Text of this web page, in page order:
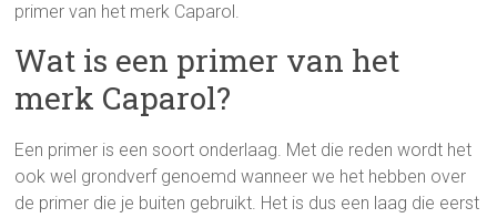
primer van het merk Caparol.
Wat is een primer van het
merk Caparol?
Een primer is een soort onderlaag. Met die reden wordt het
ook wel grondverf genoemd wanneer we het hebben over
de primer die je buiten gebruikt. Het is dus een laag die eerst